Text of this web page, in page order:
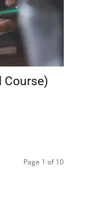
Course)
Page 1 of 10